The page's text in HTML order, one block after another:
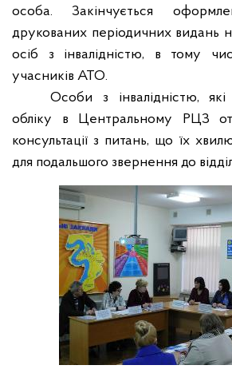
особа. Закінчується
друкованих періодичних видань
осіб з інвалідністю, в тому
учасників АТО.
Особи з інвалідністю,
обліку в Центральному РЦЗ
консультації з питань, що їх
для подальшого звернення до